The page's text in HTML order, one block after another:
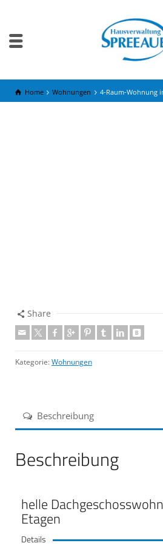
Home Wohnungen 4-Raum-Wohnung
Share
Kategorie: Wohnungen
Beschreibung
Beschreibung
helle
Etagen
Details